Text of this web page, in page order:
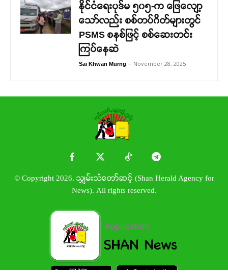
နိုင်ငံရေးပုဒ်မ ၅၀၅-က ဖြေလျော့
သော်လည်း စစ်တပ်ဂိတ်များတွင်
PSMS စနစ်ဖြင့် စစ်ဆေးတင်း
ကြပ်နေဆဲ
Sai Khwan Murng - November 28, 2025
© Copyright 2026. သျှမ်းသံတော်ဆင့် (Shan Herald Agency for
News). All rights reserved.